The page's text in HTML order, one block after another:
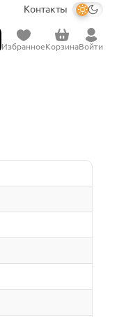
Контакты
ИзбранноеКорзинаВойти